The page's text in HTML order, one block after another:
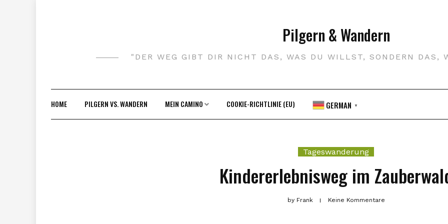
Pilgern & Wandern
"DER WEG GIBT DIR NICHT DAS, WAS DU WILLST, SONDERN DAS,
HOME PILGERN VS. WANDERN MEIN CAMINO COOKIE-RICHTLINIE (EU) GERMAN ▼
Tageswanderung
Kindererlebnisweg im
byFrank Keine Kommentare